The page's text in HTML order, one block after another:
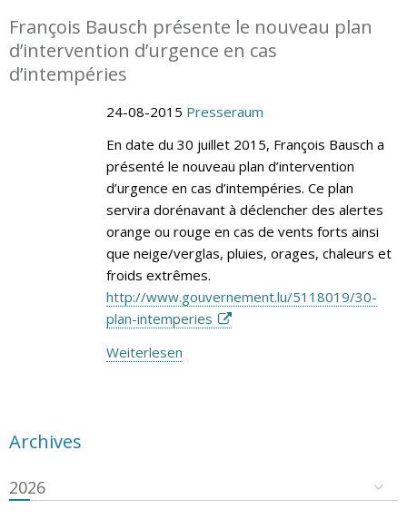
François Bausch présente le nouveau plan
d’intervention d’urgence en cas
d’intempéries
24-08-2015 Presseraum
En date du 30 juillet 2015, François Bausch a
présenté le nouveau plan d’intervention
d’urgence en cas d’intempéries. Ce plan
servira dorénavant à déclencher des alertes
orange ou rouge en cas de vents forts ainsi
que neige/verglas, pluies, orages, chaleurs et
froids extrêmes.
http://www.gouvernement.lu/5118019/30-
plan-intemperies
Weiterlesen
Archives
2026